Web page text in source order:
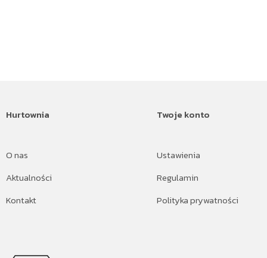
Hurtownia
O nas
Aktualności
Kontakt
Twoje konto
Ustawienia
Regulamin
Polityka prywatności